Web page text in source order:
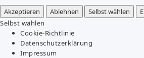
Akzeptieren
Ablehnen Selbst wählen
Selbst wählen
Cookie-Richtlinie
Datenschutzerklärung
Impressum